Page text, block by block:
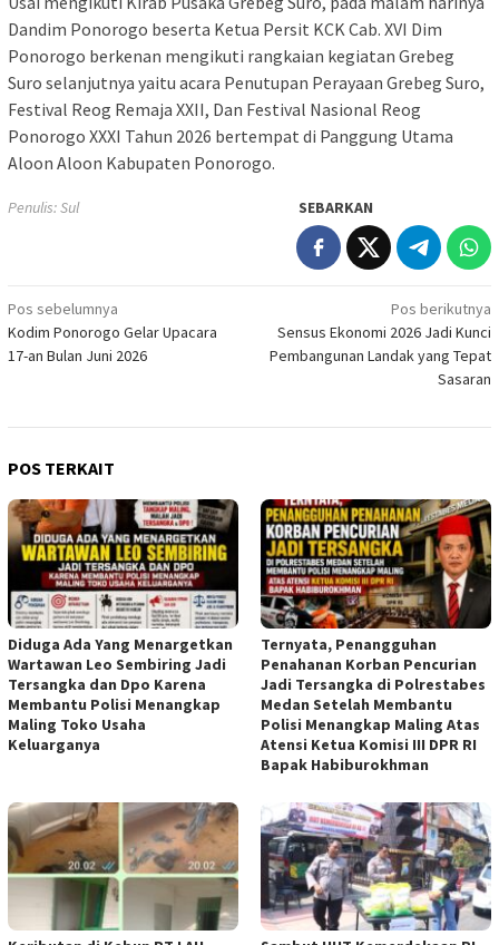
Dandim Ponorogo beserta Ketua Persit KCK Cab. XVI Dim
Ponorogo berkenan mengikuti rangkaian kegiatan Grebeg
Suro selanjutnya yaitu acara Penutupan Perayaan Grebeg Suro,
Festival Reog Remaja XXII, Dan Festival Nasional Reog
Ponorogo XXXI Tahun 2026 bertempat di Panggung Utama
Aloon Aloon Kabupaten Ponorogo.
Penulis: Sul SEBARKAN
Navigasi
pos
Pos sebelumnya
Kodim Ponorogo Gelar Upacara
17-an Bulan Juni 2026
Pos berikutnya
Sensus Ekonomi 2026 Jadi Kunci
Pembangunan Landak yang Tepat
Sasaran
POS TERKAIT
Diduga Ada Yang Menargetkan
Wartawan Leo Sembiring Jadi
Tersangka dan Dpo Karena
Membantu Polisi Menangkap
Maling Toko Usaha
Keluarganya
Ternyata, Penangguhan
Penahanan Korban Pencurian
Jadi Tersangka di Polrestabes
Medan Setelah Membantu
Polisi Menangkap Maling Atas
Atensi Ketua Komisi III DPR RI
Bapak Habiburokhman